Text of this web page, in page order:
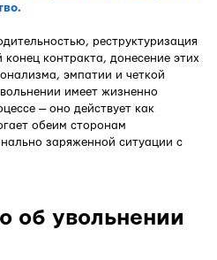
реструктуризация
контракта, донесение этих
эмпатии и четкой
имеет жизненно
— оно действует как
обеим сторонам
заряженной ситуации с
об увольнении